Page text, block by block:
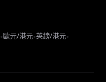
•歐元/港元•英鎊/港元•